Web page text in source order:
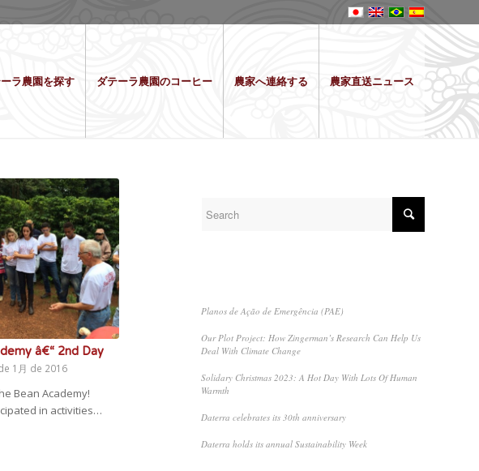
ラ農園を探す ダテーラ農園のコーヒー 農家へ連絡する 農家直送ニュース
â€“ 2nd Day
1月 de 2016
Bean Academy!
in activities…
Planos de Ação de Emergência (PAE)
Our Plot Project: How Zingerman’s Research Can Help Us
Deal With Climate Change
Solidary Christmas 2023: A Hot Day With Lots Of Human
Warmth
Daterra celebrates its 30th anniversary
Daterra holds its annual Sustainability Week